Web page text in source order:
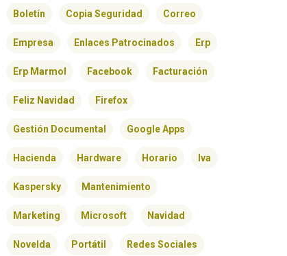
Boletín Copia Seguridad Correo
Empresa Enlaces Patrocinados Erp
Erp Marmol Facebook Facturación
Feliz Navidad Firefox
Gestión Documental Google Apps
Hacienda Hardware Horario Iva
Kaspersky Mantenimiento
Marketing Microsoft Navidad
Novelda Portátil Redes Sociales